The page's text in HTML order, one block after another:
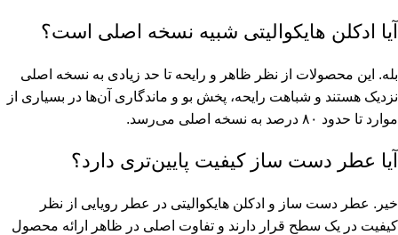
آیا ادکلن هایکوالیتی شبیه نسخه اصلی است؟
بله. این محصولات از نظر ظاهر و رایحه تا حد زیادی به نسخه اصلی
نزدیک هستند و شباهت رایحه، پخش بو و ماندگاری آن‌ها در بسیاری از
موارد تا حدود ۸۰ درصد به نسخه اصلی می‌رسد.
آیا عطر دست ساز کیفیت پایین‌تری دارد؟
خیر. عطر دست ساز و ادکلن هایکوالیتی در عطر رویایی از نظر
کیفیت در یک سطح قرار دارند و تفاوت اصلی در ظاهر ارائه محصول